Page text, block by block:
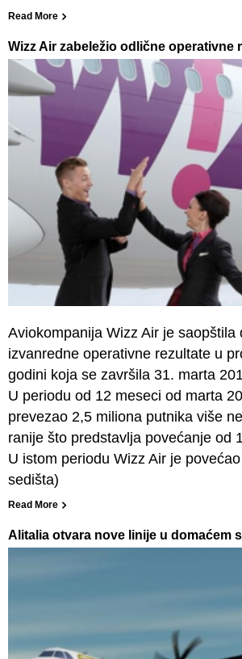
Read More
Wizz Air zabeležio odlične operativne
Aviokompanija Wizz Air je saopštila
izvanredne operativne rezultate u
godini koja se završila 31. marta
U periodu od 12 meseci od marta
prevezao 2,5 miliona putnika više
ranije što predstavlja povećanje od
U istom periodu Wizz Air je
sedišta)
Read More
Alitalia otvara nove linije u domaćem